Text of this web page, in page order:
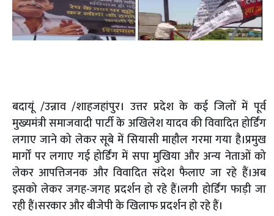
बदायूं /उन्नाव /शाहजहांपुर। उत्तर प्रदेश के कई जिलों में पूर्व
मुख्यमंत्री समाजवादी पार्टी के अखिलेश यादव की विवादित होर्डिंग
लगाए जाने को लेकर सूबे में सियासी माहौल गरमा गया है।प्रमुख
मार्गों पर लगाए ग‌ई होर्डिंग में सपा मुखिया और अन्य नेताओं को
लेकर आपत्तिजनक और विवादित संदेश फैलाए जा रहे हैं।अब
इसको लेकर जगह-जगह प्रदर्शन हो रहे हैं।लगी होर्डिंग फाड़ी जा
रही हैं।सरकार और बीजेपी के खिलाफ प्रदर्शन हो रहे हैं।